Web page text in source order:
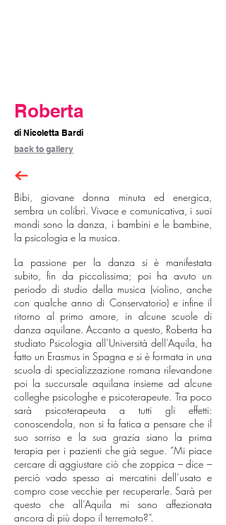
Roberta
di Nicoletta Bardi
back to gallery
Bibi, giovane donna minuta ed energica,
sembra un colibrì. Vivace e comunicativa, i suoi
mondi sono la danza, i bambini e le bambine,
la psicologia e la musica.
La passione per la danza si è manifestata
subito, fin da piccolissima; poi ha avuto un
periodo di studio della musica (violino, anche
con qualche anno di Conservatorio) e infine il
ritorno al primo amore, in alcune scuole di
danza aquilane. Accanto a questo, Roberta ha
studiato Psicologia all’Università dell’Aquila, ha
fatto un Erasmus in Spagna e si è formata in una
scuola di specializzazione romana rilevandone
poi la succursale aquilana insieme ad alcune
colleghe psicologhe e psicoterapeute. Tra poco
sarà psicoterapeuta a tutti gli effetti:
conoscendola, non si fa fatica a pensare che il
suo sorriso e la sua grazia siano la prima
terapia per i pazienti che già segue. “Mi piace
cercare di aggiustare ciò che zoppica – dice –
perciò vado spesso ai mercatini dell’usato e
compro cose vecchie per recuperarle. Sarà per
questo che all’Aquila mi sono affezionata
ancora di più dopo il terremoto?”.